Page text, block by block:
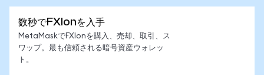
数秒でFXIonを入手
MetaMaskでFXIonを購入、売却、取引、ス
ワップ。最も信頼される暗号資産ウォレッ
ト。